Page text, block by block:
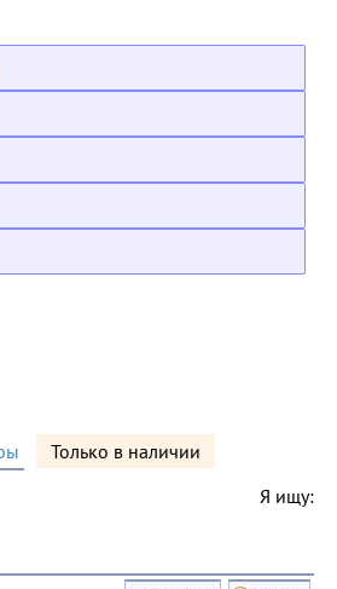
Только в наличии
Я ищу: